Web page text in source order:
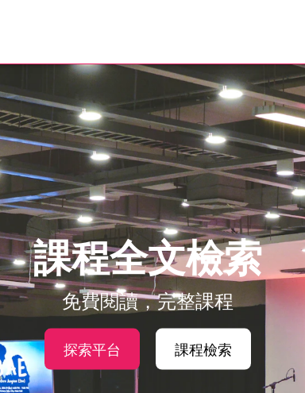
課程全文檢索
免費閱讀，完整課程
探索平台 課程檢索